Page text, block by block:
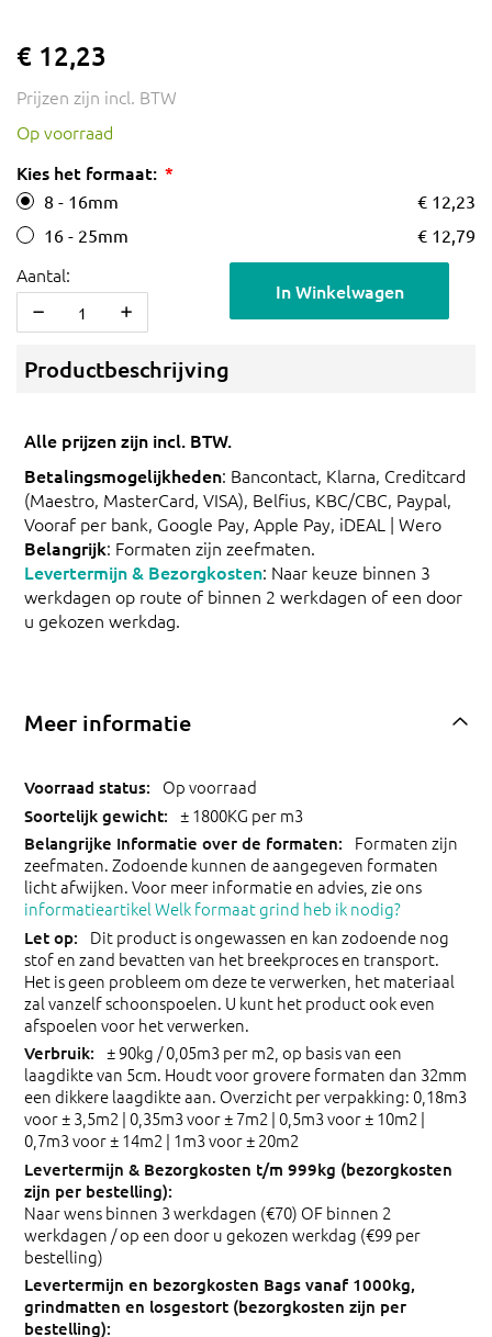
€ 12,23
Prijzen zijn incl. BTW
Op voorraad
Kies het formaat:
8 - 16mm
€ 12,23
16 - 25mm
€ 12,79
Aantal:
In Winkelwagen
Productbeschrijving
Alle prijzen zijn incl. BTW.
Betalingsmogelijkheden: Bancontact, Klarna, Creditcard
(Maestro, MasterCard, VISA), Belfius, KBC/CBC, Paypal,
Vooraf per bank, Google Pay, Apple Pay, iDEAL | Wero
Belangrijk: Formaten zijn zeefmaten.
Levertermijn & Bezorgkosten: Naar keuze binnen 3
werkdagen op route of binnen 2 werkdagen of een door
u gekozen werkdag.
Meer informatie
Op voorraad
± 1800KG per m3
Formaten zijn
zeefmaten. Zodoende kunnen de aangegeven formaten
licht afwijken. Voor meer informatie en advies, zie ons
informatieartikel Welk formaat grind heb ik nodig?
Dit product is ongewassen en kan zodoende nog
stof en zand bevatten van het breekproces en transport.
Het is geen probleem om deze te verwerken, het materiaal
zal vanzelf schoonspoelen. U kunt het product ook even
afspoelen voor het verwerken.
± 90kg / 0,05m3 per m2, op basis van een
laagdikte van 5cm. Houdt voor grovere formaten dan 32mm
een dikkere laagdikte aan. Overzicht per verpakking: 0,18m3
voor ± 3,5m2 | 0,35m3 voor ± 7m2 | 0,5m3 voor ± 10m2 |
0,7m3 voor ± 14m2 | 1m3 voor ± 20m2
Naar wens binnen 3 werkdagen (€70) OF binnen 2
werkdagen / op een door u gekozen werkdag (€99 per
bestelling)